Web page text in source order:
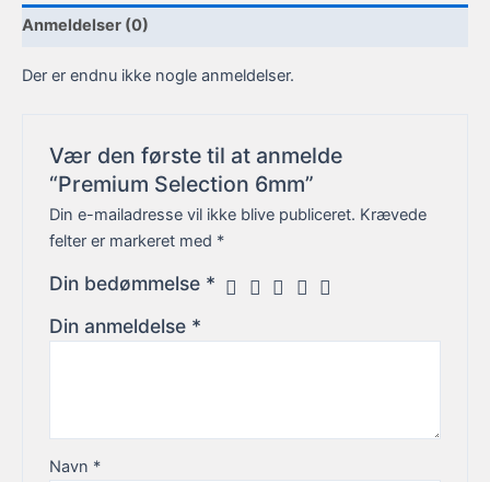
Anmeldelser (0)
Der er endnu ikke nogle anmeldelser.
Vær den første til at anmelde
“Premium Selection 6mm”
Din e-mailadresse vil ikke blive publiceret. Krævede
felter er markeret med *
Din bedømmelse *
Din anmeldelse *
Navn *